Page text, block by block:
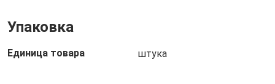
Упаковка
Единица товара штука